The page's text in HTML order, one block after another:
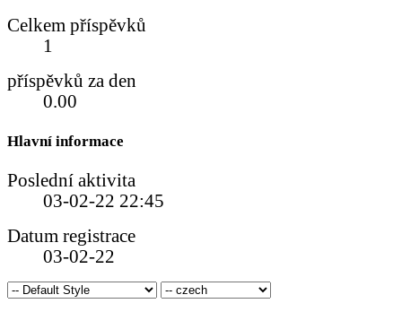
Celkem příspěvků
1
příspěvků za den
0.00
Hlavní informace
Poslední aktivita
03-02-22 22:45
Datum registrace
03-02-22